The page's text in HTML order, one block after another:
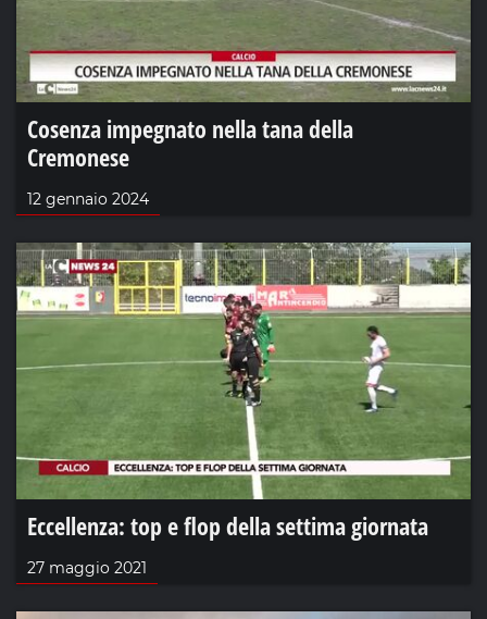
Cosenza impegnato nella tana della
Cremonese
12 gennaio 2024
Eccellenza: top e flop della settima giornata
27 maggio 2021